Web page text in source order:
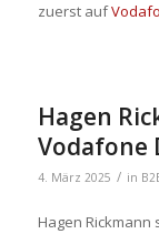
zuerst auf
Hagen
Vodafone
4. März 2025 / in
Hagen